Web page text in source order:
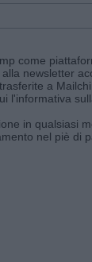
come
newsletter
a
l'informativa
in qualsiasi
nel piè di